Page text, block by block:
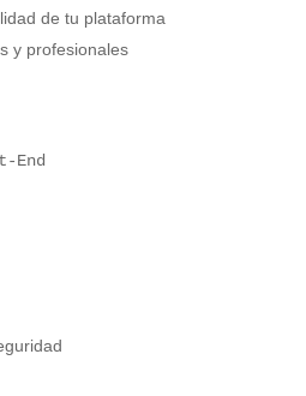
de tu plataforma
y profesionales
End